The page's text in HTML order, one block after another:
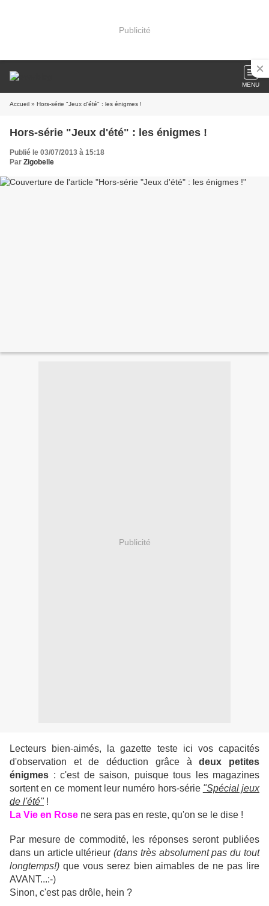
Publicité
MENU
Accueil » Hors-série "Jeux d'été" : les énigmes !
Hors-série "Jeux d'été" : les énigmes !
Publié le 03/07/2013 à 15:18
Par Zigobelle
Publicité
Lecteurs bien-aimés, la gazette teste ici vos capacités
d'observation et de déduction grâce àdeux petites
énigmes : c'est de saison, puisque tous les magazines
sortent en ce moment leur numéro hors-série "Spécial jeux
de l'été"!
La Vie en Rose ne sera pas en reste, qu'on se le dise !
Par mesure de commodité, les réponses seront publiées
dans un article ultérieur(dans très absolument pas du tout
longtemps!) que vous serez bien aimables de ne pas lire
AVANT...:-)
Sinon, c'est pas drôle, hein ?